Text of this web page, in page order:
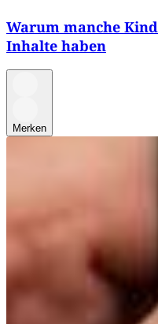
Warum manche
Inhalte haben
Merken